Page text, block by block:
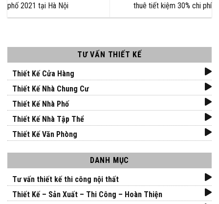
TƯ VẤN THIẾT KẾ
Thiết Kế Cửa Hàng
Thiết Kế Nhà Chung Cư
Thiết Kế Nhà Phố
Thiết Kế Nhà Tập Thể
Thiết Kế Văn Phòng
DANH MỤC
Tư vấn thiết kế thi công nội thất
Thiết Kế – Sản Xuất – Thi Công – Hoàn Thiện
phố 2021 tại Hà Nội
thuê tiết kiệm 30% chi phí